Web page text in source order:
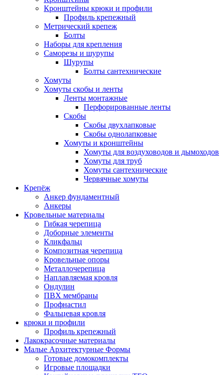
Кронштейны крюки и профили
Профиль крепежный
Метрический крепеж
Болты
Наборы для крепления
Саморезы и шурупы
Шурупы
Болты сантехнические
Хомуты
Хомуты скобы и ленты
Ленты монтажные
Перфорированные ленты
Скобы
Скобы двухлапковые
Скобы однолапковые
Хомуты и кронштейны
Хомуты для воздуховодов и дымоходов
Хомуты для труб
Хомуты сантехнические
Червячные хомуты
Крепёж
Анкер фундаментный
Анкеры
Кровельные материалы
Гибкая черепица
Доборные элементы
Кликфальц
Композитная черепица
Кровельные опоры
Металлочерепица
Наплавляемая кровля
Ондулин
ПВХ мембраны
Профнастил
Фальцевая кровля
крюки и профили
Профиль крепежный
Лакокрасочные материалы
Малые Архитектурные Формы
Готовые домокомплекты
Игровые площадки